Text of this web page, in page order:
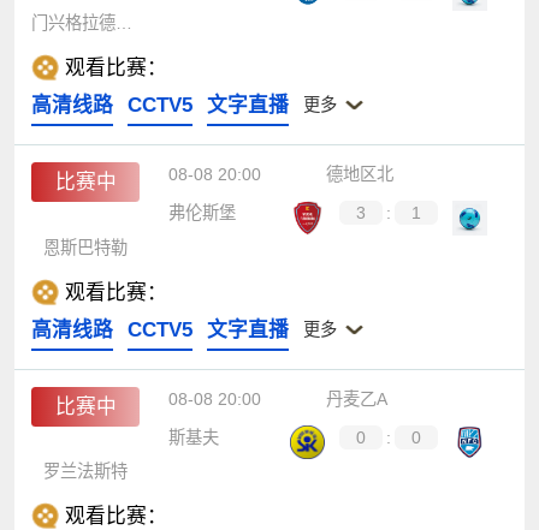
观看比赛：
高清线路
CCTV5 文字直播 更多
比赛中 08-08 20:00
德地区北
弗伦斯堡
3 :
1
恩斯巴特勒
观看比赛：
高清线路
CCTV5 文字直播 更多
比赛中 08-08 20:00
丹麦乙A
斯基夫
0 :
0
罗兰法斯特
观看比赛：